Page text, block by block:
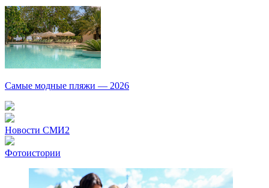
Самые модные пляжи — 2026
Новости СМИ2
Фотоистории